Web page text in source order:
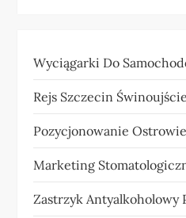
Wyciągarki Do
Rejs Szczecin Świnoujście
Pozycjonowanie
Marketing
Zastrzyk Antyalkoholowy